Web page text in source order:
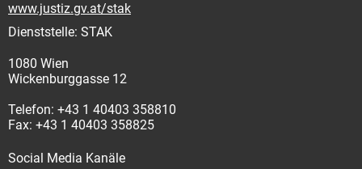
www.justiz.gv.at/stak
Dienststelle: STAK
1080 Wien
Wickenburggasse 12
Telefon: +43 1 40403 358810
Fax: +43 1 40403 358825
Social Media Kanäle